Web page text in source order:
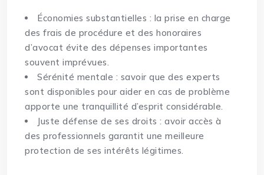
Économies substantielles : la prise en charge
des frais de procédure et des honoraires
d’avocat évite des dépenses importantes
souvent imprévues.
Sérénité mentale : savoir que des experts
sont disponibles pour aider en cas de problème
apporte une tranquillité d’esprit considérable.
Juste défense de ses droits : avoir accès à
des professionnels garantit une meilleure
protection de ses intérêts légitimes.